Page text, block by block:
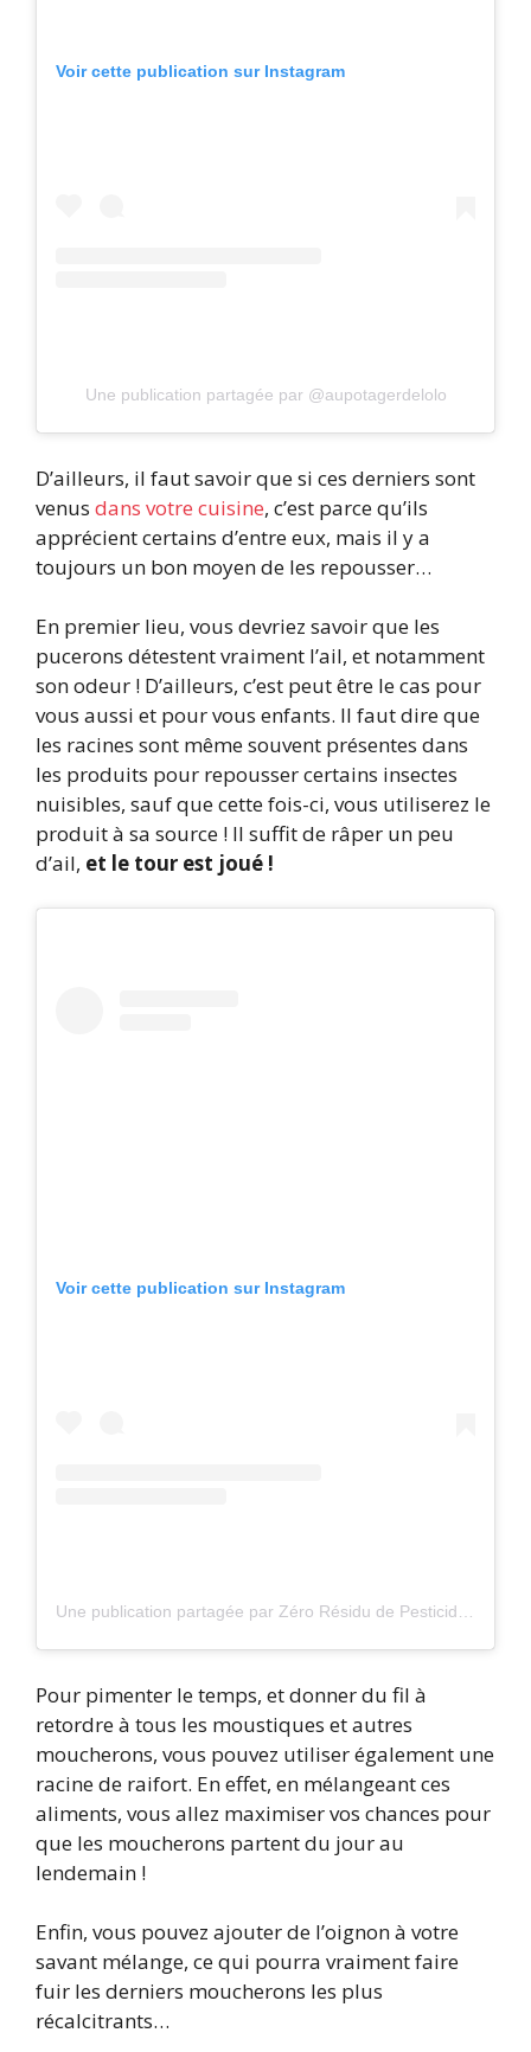
Voir cette publication sur Instagram
Une publication partagée par @aupotagerdelolo
D’ailleurs, il faut savoir que si ces derniers sont
venus dans votre cuisine, c’est parce qu’ils
apprécient certains d’entre eux, mais il y a
toujours un bon moyen de les repousser…
En premier lieu, vous devriez savoir que les
pucerons détestent vraiment l’ail, et notamment
son odeur ! D’ailleurs, c’est peut être le cas pour
vous aussi et pour vous enfants. Il faut dire que
les racines sont même souvent présentes dans
les produits pour repousser certains insectes
nuisibles, sauf que cette fois-ci, vous utiliserez le
produit à sa source ! Il suffit de râper un peu
d’ail, et le tour est joué !
Voir cette publication sur Instagram
Une publication partagée par Zéro Résidu de Pesticides (@zeroresidudepesticides)
Pour pimenter le temps, et donner du fil à
retordre à tous les moustiques et autres
moucherons, vous pouvez utiliser également une
racine de raifort. En effet, en mélangeant ces
aliments, vous allez maximiser vos chances pour
que les moucherons partent du jour au
lendemain !
Enfin, vous pouvez ajouter de l’oignon à votre
savant mélange, ce qui pourra vraiment faire
fuir les derniers moucherons les plus
récalcitrants…